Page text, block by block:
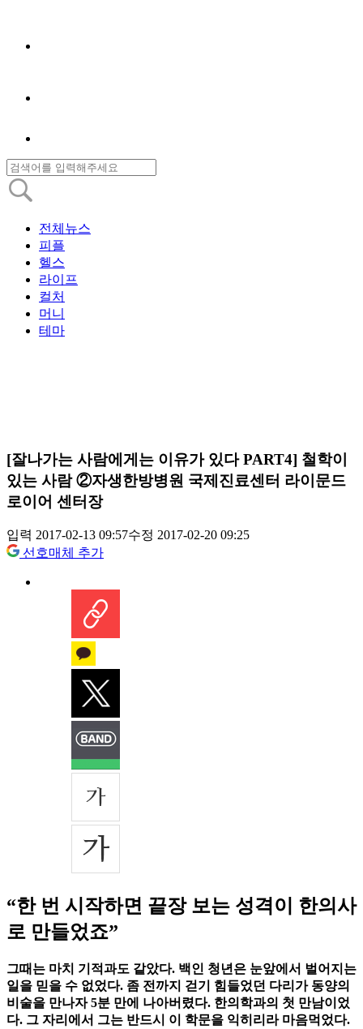
전체뉴스
피플
헬스
라이프
컬처
머니
테마
[잘나가는 사람에게는 이유가 있다 PART4] 철학이
있는 사람 ②자생한방병원 국제진료센터 라이문드
로이어 센터장
입력 2017-02-13 09:57수정 2017-02-20 09:25
선호매체 추가
“한 번 시작하면 끝장 보는 성격이 한의사
로 만들었죠”
그때는 마치 기적과도 같았다. 백인 청년은 눈앞에서 벌어지는
일을 믿을 수 없었다. 좀 전까지 걷기 힘들었던 다리가 동양의
비술을 만나자 5분 만에 나아버렸다. 한의학과의 첫 만남이었
다. 그 자리에서 그는 반드시 이 학문을 익히리라 마음먹었다.